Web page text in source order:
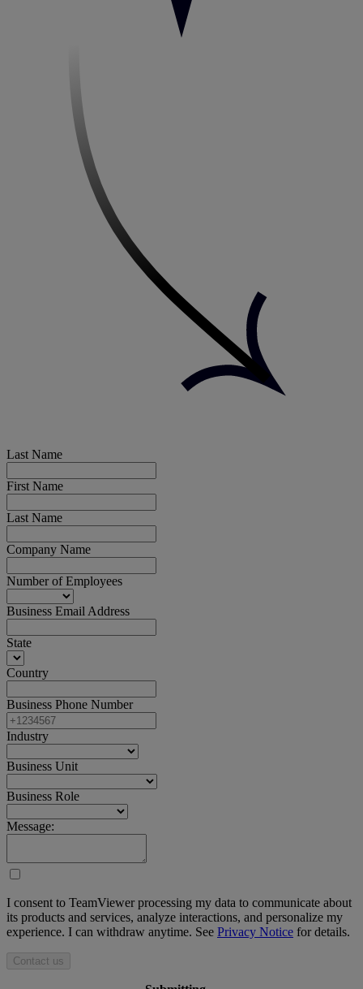
Last Name
First Name
Last Name
Company Name
Number of Employees
Business Email Address
State
Country
Business Phone Number
Industry
Business Unit
Business Role
Message:
I consent to TeamViewer processing my data to communicate about
its products and services, analyze interactions, and personalize my
experience. I can withdraw anytime. See Privacy Notice for details.
Contact us